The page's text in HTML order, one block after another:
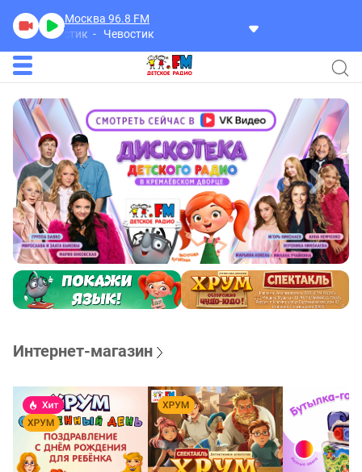
Москва 96.8 FM
Чевостик
Чевостик
Интернет-магазин